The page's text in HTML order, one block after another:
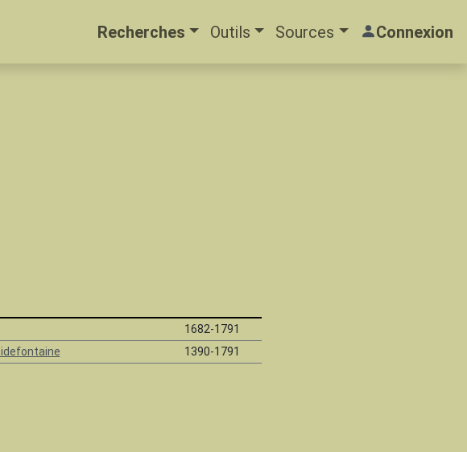
Recherches Outils Sources Connexion
1682-1791
1390-1791